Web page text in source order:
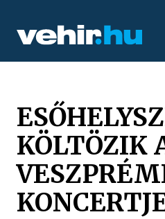
KÖLTÖZIK